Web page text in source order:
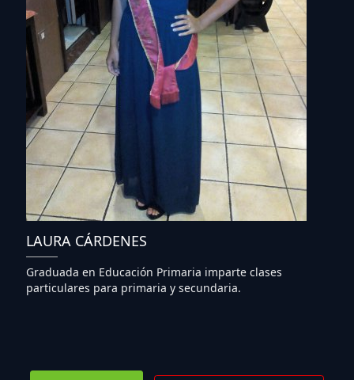
LAURA CÁRDENES
Graduada en Educación Primaria imparte clases
particulares para primaria y secundaria.